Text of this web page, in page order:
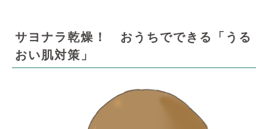
サヨナラ乾燥！ おうちでできる「うる
おい肌対策」